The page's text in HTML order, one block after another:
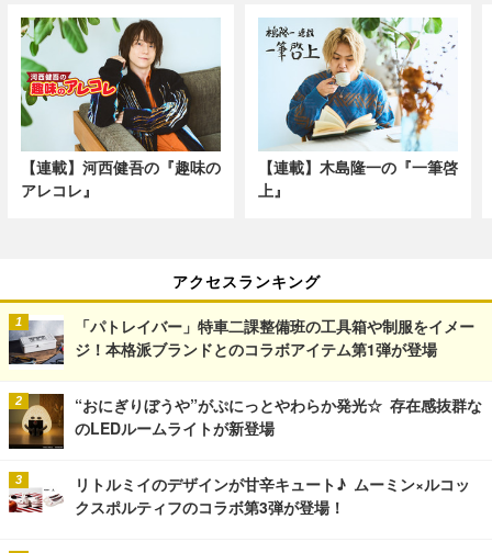
【連載】河西健吾の『趣味の
アレコレ』
【連載】木島隆一の『一筆啓
上』
アクセスランキング
「パトレイバー」特車二課整備班の工具箱や制服をイメー
ジ！本格派ブランドとのコラボアイテム第1弾が登場
“おにぎりぼうや”がぷにっとやわらか発光☆ 存在感抜群な
のLEDルームライトが新登場
リトルミイのデザインが甘辛キュート♪ ムーミン×ルコッ
クスポルティフのコラボ第3弾が登場！